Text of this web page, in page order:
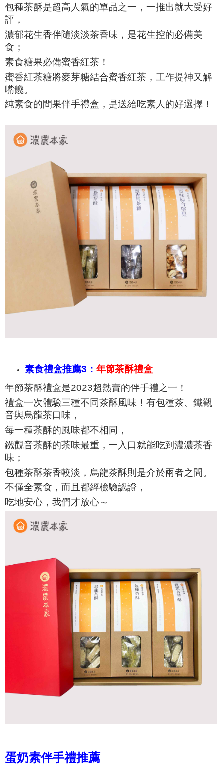
包種茶酥是超高人氣的單品之一，一推出就大受好
評，
濃郁花生香伴隨淡淡茶香味，是花生控的必備美
食；
素食糖果必備蜜香紅茶！
蜜香紅茶糖將麥芽糖結合蜜香紅茶，工作提神又解
嘴饞。
純素食的間果伴手禮盒，是送給吃素人的好選擇！
素食禮盒推薦3： 年節茶酥禮盒
年節茶酥禮盒是2023超熱賣的伴手禮之一！
禮盒一次體驗三種不同茶酥風味！有包種茶、鐵觀
音與烏龍茶口味，
每一種茶酥的風味都不相同，
鐵觀音茶酥的茶味最重，一入口就能吃到濃濃茶香
味；
包種茶酥茶香較淡，烏龍茶酥則是介於兩者之間。
不僅全素食，而且都經檢驗認證，
吃地安心，我們才放心～
蛋奶素伴手禮推薦